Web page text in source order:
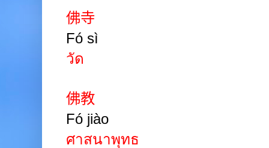
佛寺
Fó sì
วัด
佛教
Fó jiào
ศาสนาพุทธ